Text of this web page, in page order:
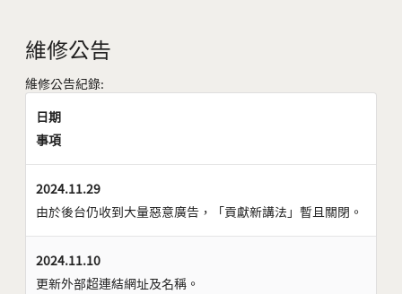
維修公告
維修公告紀錄:
日期
事項
2024.11.29
由於後台仍收到大量惡意廣告，「貢獻新講法」暫且關閉。
2024.11.10
更新外部超連結網址及名稱。